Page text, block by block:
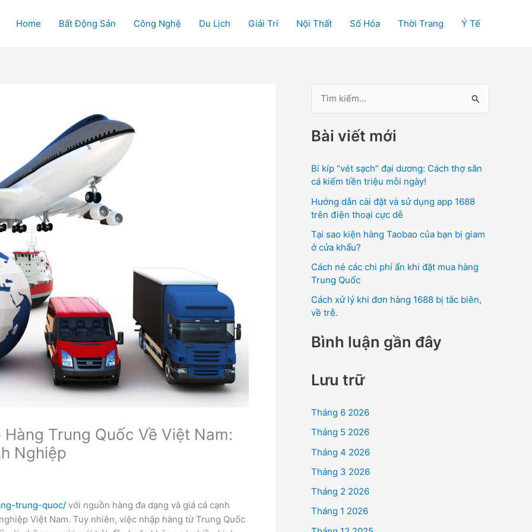
Home Bất Động Sản Công Nghệ Du Lịch Giải Trí Nội Thất Số Hóa Thời Trang Ý Tế
Trung Quốc Về Việt Nam:
Nghiệp
trung-quoc/ với nguồn hàng đa dạng và giá cả cạnh
Việt Nam. Tuy nhiên, việc nhập hàng từ Trung Quốc
m
i
m
Bài viết mới
Bí kíp “vét sạch” đại dương: Cách thợ săn
cá kiếm tiền triệu mỗi ngày!
Hướng dẫn cài đặt và sử dụng app 1688
trên điện thoại cực dễ
Tại sao kiện hàng Taobao của bạn bị giam
ở cửa khẩu?
Cách né các chi phí ẩn khi đặt mua hàng
Trung Quốc
Cách xử lý khi đơn hàng 1688 bị tắc biên,
về trễ.
Bình luận gần đây
Lưu trữ
Tháng 6 2026
Tháng 5 2026
Tháng 4 2026
Tháng 3 2026
Tháng 2 2026
Tháng 1 2026